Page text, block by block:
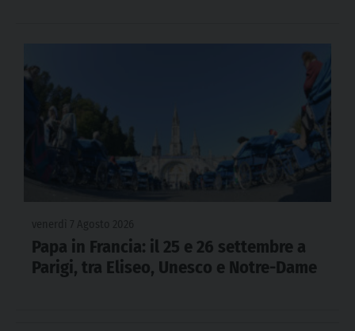
Papa in Francia: il 25 e 26 settembre a
Parigi, tra Eliseo, Unesco e Notre-Dame